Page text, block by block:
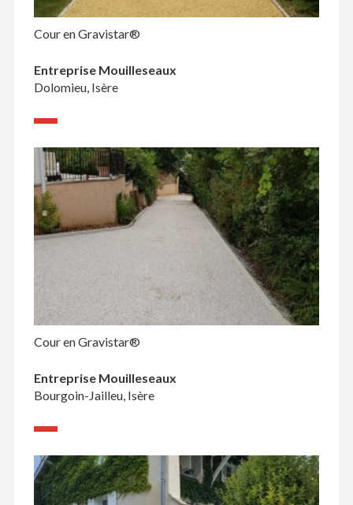
Cour en Gravistar®
Entreprise Mouilleseaux
Dolomieu, Isère
Cour en Gravistar®
Entreprise Mouilleseaux
Bourgoin-Jailleu, Isère